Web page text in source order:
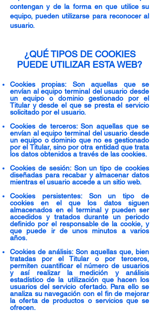
contengan y de la forma en que utilice su
equipo, pueden utilizarse para reconocer al
usuario.
¿QUÉ TIPOS DE COOKIES
PUEDE UTILIZAR ESTA WEB?
Cookies propias: Son aquellas que se
envían al equipo terminal del usuario desde
un equipo o dominio gestionado por el
Titular y desde el que se presta el servicio
solicitado por el usuario.
Cookies de terceros: Son aquellas que se
envían al equipo terminal del usuario desde
un equipo o dominio que no es gestionado
por el Titular, sino por otra entidad que trata
los datos obtenidos a través de las cookies.
Cookies de sesión: Son un tipo de cookies
diseñadas para recabar y almacenar datos
mientras el usuario accede a un sitio web.
Cookies persistentes: Son un tipo de
cookies en el que los datos siguen
almacenados en el terminal y pueden ser
accedidos y tratados durante un periodo
definido por el responsable de la cookie, y
que puede ir de unos minutos a varios
años.
Cookies de análisis: Son aquellas que, bien
tratadas por el Titular o por terceros,
permiten cuantificar el número de usuarios
y así realizar la medición y análisis
estadístico de la utilización que hacen los
usuarios del servicio ofertado. Para ello se
analiza su navegación con el fin de mejorar
la oferta de productos o servicios que se
ofrecen.